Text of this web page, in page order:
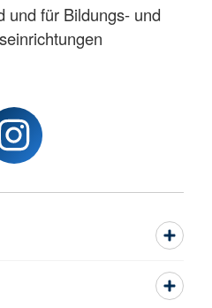
und für Bildungs- und